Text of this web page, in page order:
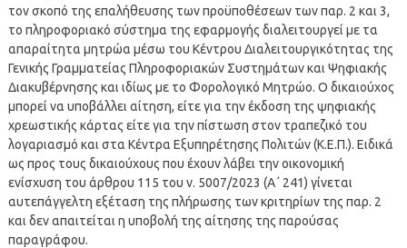
τον σκοπό της επαλήθευσης των προϋποθέσεων των παρ. 2 και 3,
το πληροφοριακό σύστημα της εφαρμογής διαλειτουργεί με τα
απαραίτητα μητρώα μέσω του Κέντρου Διαλειτουργικότητας της
Γενικής Γραμματείας Πληροφοριακών Συστημάτων και Ψηφιακής
Διακυβέρνησης και ιδίως με το Φορολογικό Μητρώο. Ο δικαιούχος
μπορεί να υποβάλλει αίτηση, είτε για την έκδοση της ψηφιακής
χρεωστικής κάρτας είτε για την πίστωση στον τραπεζικό του
λογαριασμό και στα Κέντρα Εξυπηρέτησης Πολιτών (Κ.Ε.Π.). Ειδικά
ως προς τους δικαιούχους που έχουν λάβει την οικονομική
ενίσχυση του άρθρου 115 του ν. 5007/2023 (Α΄ 241) γίνεται
αυτεπάγγελτη εξέταση της πλήρωσης των κριτηρίων της παρ. 2
και δεν απαιτείται η υποβολή της αίτησης της παρούσας
παραγράφου.